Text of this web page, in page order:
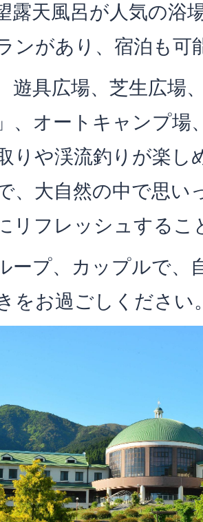
露天風呂が人気の浴
ンがあり、宿泊も可
遊具広場、芝生広場
、オートキャンプ場
りや渓流釣りが楽し
、大自然の中で思い
リフレッシュするこ
ープ、カップルで、
をお過ごしください